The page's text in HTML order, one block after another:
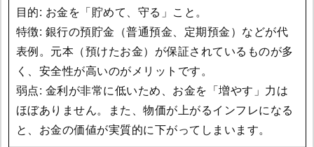
目的: お金を「貯めて、守る」こと。
特徴: 銀行の預貯金（普通預金、定期預金）などが代
表例。元本（預けたお金）が保証されているものが多
く、安全性が高いのがメリットです。
弱点: 金利が非常に低いため、お金を「増やす」力は
ほぼありません。また、物価が上がるインフレになる
と、お金の価値が実質的に下がってしまいます。